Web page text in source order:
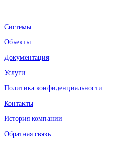
Системы
Объекты
Документация
Услуги
Политика конфиденциальности
Контакты
История компании
Обратная связь